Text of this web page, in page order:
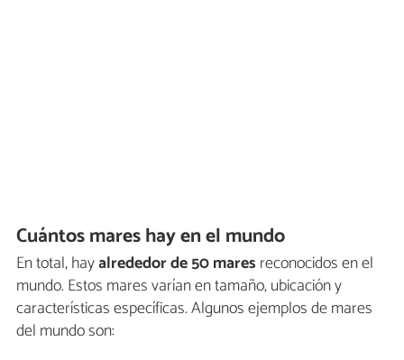
Cuántos mares hay en el mundo
En total, hayalrededor de 50 mares reconocidos en el
mundo. Estos mares varían en tamaño, ubicación y
características específicas. Algunos ejemplos de mares
del mundo son: